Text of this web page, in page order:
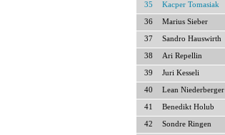
35 Kacper Tomasiak
36 Marius Sieber
37 Sandro Hauswirth
38 Ari Repellin
39 Juri Kesseli
40 Lean Niederberger
41 Benedikt Holub
42 Sondre Ringen